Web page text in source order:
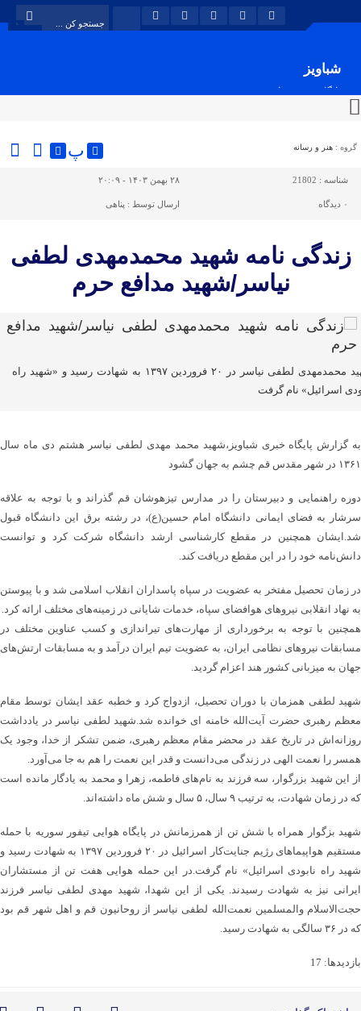
شباویز
پایگاه خبری شباویز
گروه : هنر و رسانه پ
شناسه : 21802 ۲۸ بهمن ۱۴۰۳ - ۲۰:۰۹
۰ دیدگاه ارسال توسط : پناهی
زندگی نامه شهید محمدمهدی لطفی
نیاسر/شهید مدافع حرم
شهید محمدمهدی لطفی نیاسر در ۲۰ فروردین ۱۳۹۷ به شهادت رسید و «شهید راه
اسرائیل» نام گرفت
به گزارش پایگاه خبری شباویز،شهید محمد مهدی لطفی نیاسر هشتم دی ماه سال
۱۳۶۱ در شهر مقدس قم چشم به جهان گشود
دوره راهنمایی و دبیرستان را در مدارس تیزهوشان قم گذراند و با توجه به علاقه
سرشار به فضای ایمانی دانشگاه امام حسین(ع)، در رشته برق این دانشگاه قبول
شد.ایشان همچنین در مقطع کارشناسی ارشد دانشگاه شرکت کرد و توانست
دانش‌نامه خود را در این مقطع دریافت کند.
در زمان تحصیل مفتخر به عضویت در سپاه پاسداران انقلاب اسلامی شد و با پیوستن
به نهاد انقلابی نیروهای هوافضای سپاه، خدمات شایانی در زمینه‌های مختلف ارائه کرد.
همچنین با توجه به برخورداری از مهارت‌‌های تیراندازی و کسب عناوین مختلف در
مسابقات نیروهای نظامی ایران، به عضویت تیم ایران درآمد و به مسابقات ارتش‌های
جهان به میزبانی کشور هند اعزام گردید.
شهید لطفی همزمان با دوران تحصیل، ازدواج کرد و خطبه عقد ایشان توسط مقام
معظم رهبری حضرت آیت‌الله ‌‌‌‌‌‌‌خامنه ای خوانده شد.شهید لطفی نیاسر در یادداشت
روزانه‌اش در تاریخ عقد در محضر مقام معظم رهبری، ضمن تشکر از خدا، وجود یک
همسر را نعمت الهی در زندگی می‌دانست و قدر این نعمت را هم به جا می‌آورد.
از این شهید بزرگوار، سه فرزند به نام‌های فاطمه، زهرا و محمد به یادگار مانده است
که در زمان شهادت، به ترتیب ۹ سال، ۵ سال و شش ماه داشته‌اند.
شهید بزگوار همراه با شش تن از همرزمانش در پایگاه هوایی تیفور سوریه با حمله
مستقیم هواپیماهای رژیم جنایت‌کار اسرائیل در ۲۰ فروردین ۱۳۹۷ به شهادت رسید و
شهید راه نابودی اسرائیل» نام گرفت.در این حمله هوایی هفت تن از مستشاران
ایرانی نیز به‌ شهادت رسیدند. یکی از این شهدا، شهید مهدی لطفی نیاسر فرزند
حجت‌الاسلام والمسلمین نعمت‌الله لطفی نیاسر از روحانیون قم و اهل شهر قم بود
که در ۳۶ سالگی به‌ شهادت رسید.
بازدیدها: 17